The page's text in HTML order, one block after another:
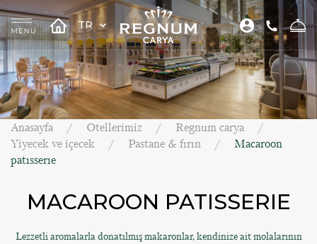
TR
Anasayfa Otellerimiz
Regnum carya
Yiyecek ve içecek
Pastane & fırın
Macaroon
patısserıe
MACAROON PATISSERIE
Lezzetli aromalarla donatılmış makaronlar, kendinize ait molalarının